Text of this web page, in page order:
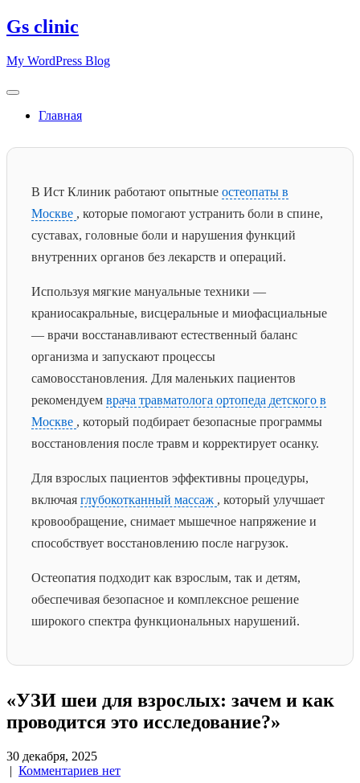
Skip
to
Gs clinic
My WordPress Blog
Главная
В Ист Клиник работают опытные остеопаты в
Москве , которые помогают устранить боли в спине,
суставах, головные боли и нарушения функций
внутренних органов без лекарств и операций.
Используя мягкие мануальные техники —
краниосакральные, висцеральные и миофасциальные
— врачи восстанавливают естественный баланс
организма и запускают процессы
самовосстановления. Для маленьких пациентов
рекомендуем врача травматолога ортопеда детского в
Москве , который подбирает безопасные программы
восстановления после травм и корректирует осанку.
Для взрослых пациентов эффективны процедуры,
включая глубокотканный массаж , который улучшает
кровообращение, снимает мышечное напряжение и
способствует восстановлению после нагрузок.
Остеопатия подходит как взрослым, так и детям,
обеспечивая безопасное и комплексное решение
широкого спектра функциональных нарушений.
«УЗИ шеи для взрослых: зачем и как
проводится это исследование?»
30 декабря, 2025
| Комментариев нет